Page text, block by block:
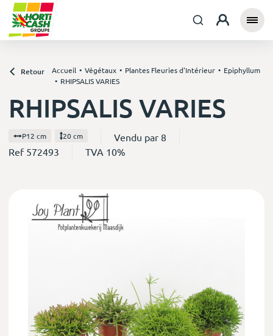
Retour Accueil Végétaux Plantes Fleuries d'Intérieur
Epiphyllum
RHIPSALIS VARIES
RHIPSALIS VARIES
P12 cm 20 cm
Vendu par 8
Ref 572493
TVA 10%